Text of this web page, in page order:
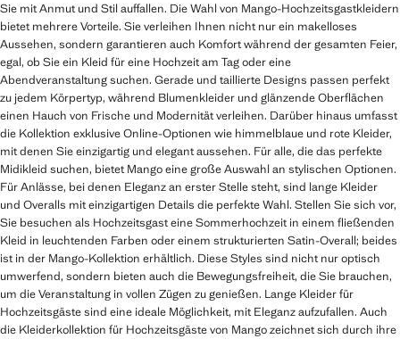
Sie mit Anmut und Stil auffallen. Die Wahl von Mango-Hochzeitsgastkleidern
bietet mehrere Vorteile. Sie verleihen Ihnen nicht nur ein makelloses
Aussehen, sondern garantieren auch Komfort während der gesamten Feier,
egal, ob Sie ein Kleid für eine Hochzeit am Tag oder eine
Abendveranstaltung suchen. Gerade und taillierte Designs passen perfekt
zu jedem Körpertyp, während Blumenkleider und glänzende Oberflächen
einen Hauch von Frische und Modernität verleihen. Darüber hinaus umfasst
die Kollektion exklusive Online-Optionen wie himmelblaue und rote Kleider,
mit denen Sie einzigartig und elegant aussehen. Für alle, die das perfekte
Midikleid suchen, bietet Mango eine große Auswahl an stylischen Optionen.
Für Anlässe, bei denen Eleganz an erster Stelle steht, sind lange Kleider
und Overalls mit einzigartigen Details die perfekte Wahl. Stellen Sie sich vor,
Sie besuchen als Hochzeitsgast eine Sommerhochzeit in einem fließenden
Kleid in leuchtenden Farben oder einem strukturierten Satin-Overall; beides
ist in der Mango-Kollektion erhältlich. Diese Styles sind nicht nur optisch
umwerfend, sondern bieten auch die Bewegungsfreiheit, die Sie brauchen,
um die Veranstaltung in vollen Zügen zu genießen. Lange Kleider für
Hochzeitsgäste sind eine ideale Möglichkeit, mit Eleganz aufzufallen. Auch
die Kleiderkollektion für Hochzeitsgäste von Mango zeichnet sich durch ihre